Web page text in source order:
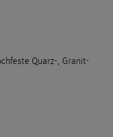
Quarz-, Granit-